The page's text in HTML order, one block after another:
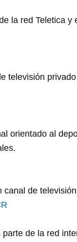
la red Teletica
televisión
orientado al
canal de
de la red